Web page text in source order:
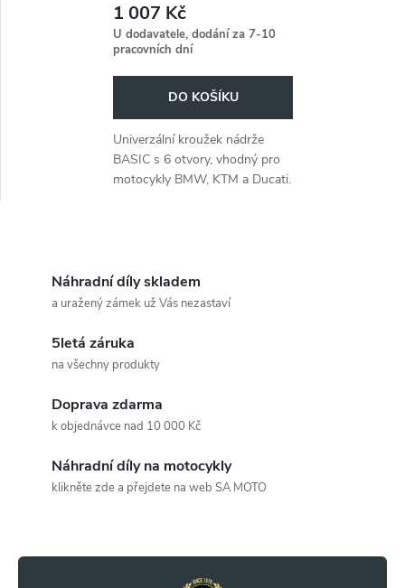
1 007 Kč
U dodavatele, dodání za 7-10
pracovních dní
DO KOŠÍKU
Univerzální kroužek nádrže
BASIC s 6 otvory, vhodný pro
motocykly BMW, KTM a Ducati.
Náhradní díly skladem
a uražený zámek už Vás nezastaví
5letá záruka
na všechny produkty
Doprava zdarma
k objednávce nad 10 000 Kč
Náhradní díly na motocykly
klikněte zde a přejdete na web SA MOTO